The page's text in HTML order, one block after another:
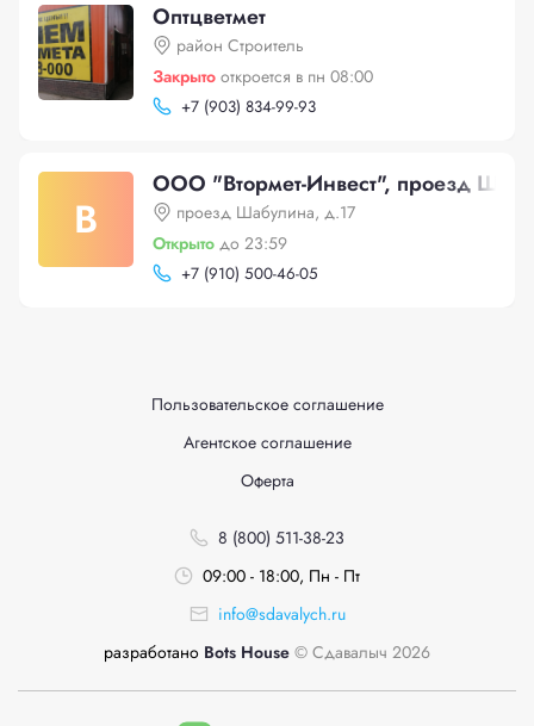
Оптцветмет
район Строитель
Закрыто откроется в пн 08:00
+7 (903) 834-99-93
В
ООО "Втормет-Инвест", проезд
проезд Шабулина, д.17
Открыто до 23:59
+7 (910) 500-46-05
Пользовательское соглашение
Агентское соглашение
Оферта
8 (800) 511-38-23
09:00 - 18:00, Пн - Пт
info@sdavalych.ru
разработано Bots House © Сдавалыч 2026